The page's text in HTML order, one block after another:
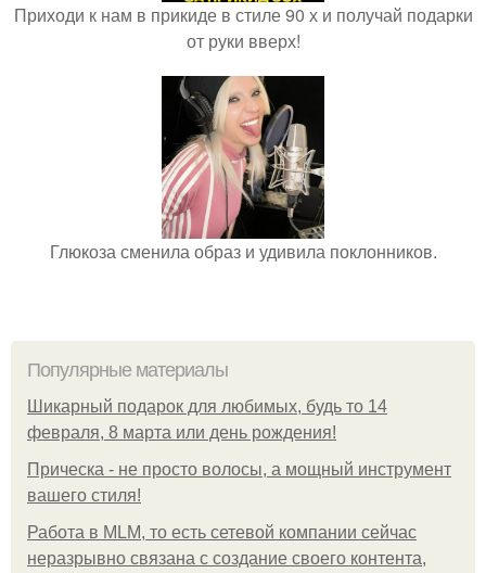
Приходи к нам в прикиде в стиле 90 х и получай подарки
от руки вверх!
Глюкоза сменила образ и удивила поклонников.
Популярные материалы
Шикарный подарок для любимых, будь то 14
февраля, 8 марта или день рождения!
Прическа - не просто волосы, а мощный инструмент
вашего стиля!
Работа в MLM, то есть сетевой компании сейчас
неразрывно связана с создание своего контента,